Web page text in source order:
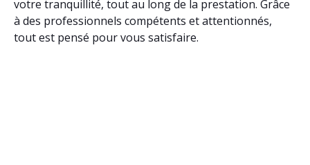
votre tranquillité, tout au long de la prestation. Grâce
à des professionnels compétents et attentionnés,
tout est pensé pour vous satisfaire.